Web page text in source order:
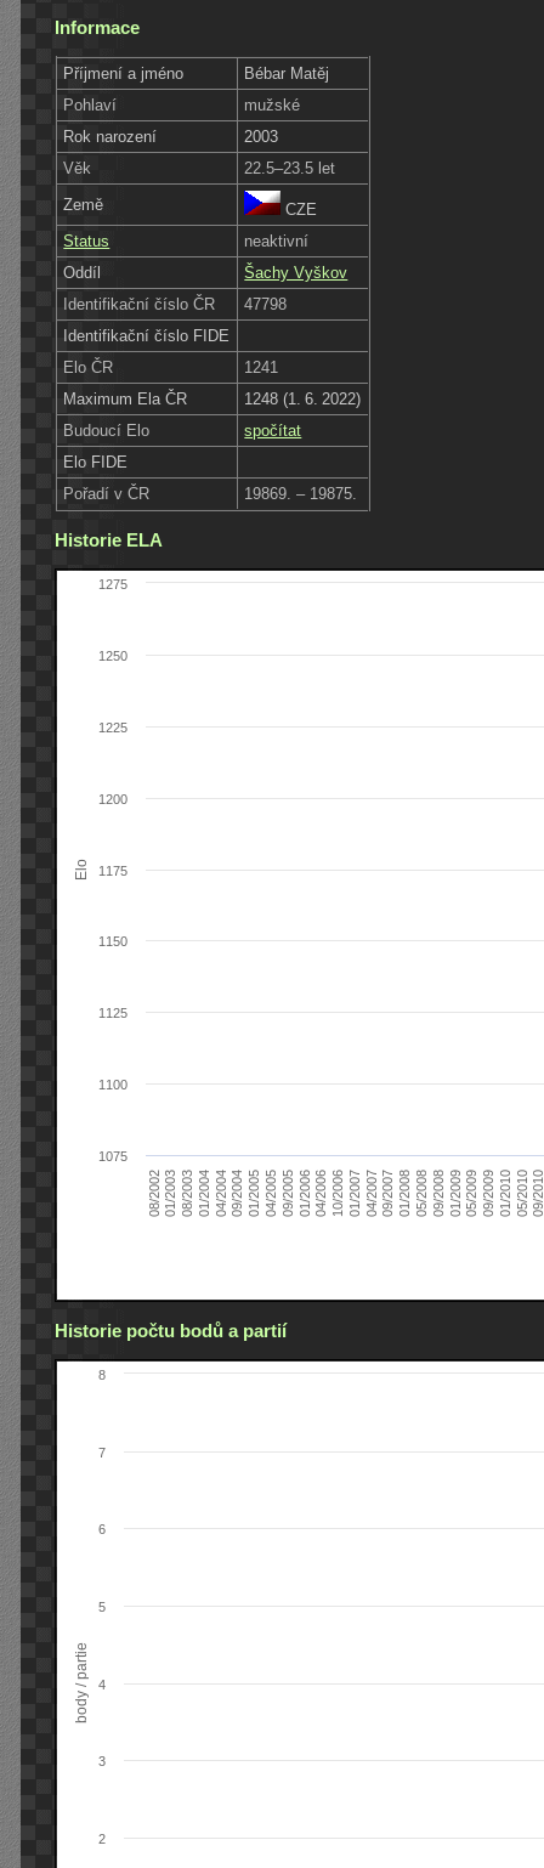
Informace
Příjmení a jméno
Bébar Matěj
Pohlaví
mužské
Rok narození
2003
Věk
22.5–23.5 let
Země
CZE
Status
neaktivní
Oddíl
Šachy Vyškov
Identifikační číslo ČR
47798
Identifikační číslo FIDE
Elo ČR
1241
Maximum Ela ČR
1248 (1. 6. 2022)
Budoucí Elo
spočítat
Elo FIDE
Pořadí v ČR
19869. – 19875.
Historie ELA
Elo
08/200201/200308/200301/200404/200409/200401/200504/200509/200501/200604/200610/200601/200704/200709/200701/200805/200809/200801/200905/200909/200901/201005/201009/
1075
1100
1125
1150
1175
1200
1225
1250
1275
Historie počtu bodů a partií
body / partie
2
3
4
5
6
7
8